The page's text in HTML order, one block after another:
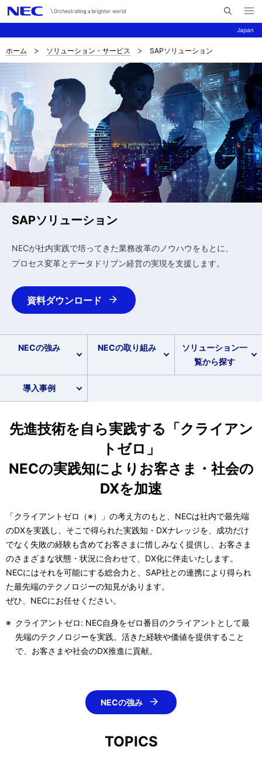
Japan
イ
検
索
メ
ニ
ュ
く
ナ
ゲ
ー
シ
ョ
ン
サ
ト
内
の
現
在
位
置
ホーム ソリューション・サービス SAPソリューション
SAPソリューション
NECが社内実践で培ってきた業務改革のノウハウをもとに、
プロセス変革とデータドリブン経営の実現を支援します。
資料ダウンロード
NECの強み NECの取り組み
ソリューション一
覧から探す
導入事例
先進技術を自ら実践する「クライアン
トゼロ」
NECの実践知によりお客さま・社会の
DXを加速
「クライアントゼロ（※）」の考え方のもと、NECは社内で最先端
のDXを実践し、そこで得られた実践知・DXナレッジを、成功だけ
でなく失敗の経験も含めてお客さまに惜しみなく提供し、お客さま
のさまざまな状態・状況に合わせて、DX化に伴走いたします。
NECにはそれを可能にする総合力と、SAP社との連携により得られ
た最先端のテクノロジーの知見があります。
ぜひ、NECにお任せください。
※ クライアントゼロ: NEC自身をゼロ番目のクライアントとして最
先端のテクノロジーを実践。活きた経験や価値を提供すること
で、お客さまや社会のDX推進に貢献。
NECの強み
TOPICS